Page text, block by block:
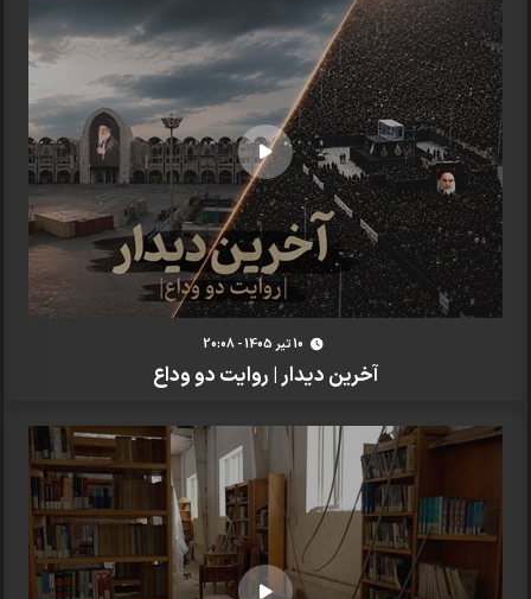
10 تير 1405 - 20:08
آخرین دیدار | روایت دو وداع